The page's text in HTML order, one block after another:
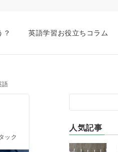
？ 英語学習お役立ちコラム
語
ック
人気記事